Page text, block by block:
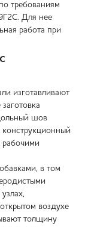
требованиям
Для нее
работа при
изготавливают
шов
конструкционный
рабочими
в том
воздухе
толщину